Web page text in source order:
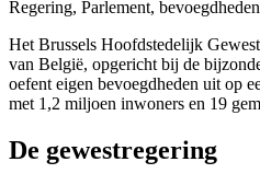
Regering, Parlement,
Het Brussels Hoofdstedelijk
van België, opgericht bij de
oefent eigen bevoegdheden uit op
met 1,2 miljoen inwoners en 19
De gewestregering